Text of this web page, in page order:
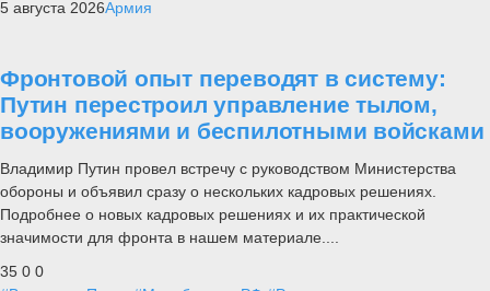
5 августа 2026Армия
Фронтовой опыт переводят в систему:
Путин перестроил управление тылом,
вооружениями и беспилотными войсками
Владимир Путин провел встречу с руководством Министерства
обороны и объявил сразу о нескольких кадровых решениях.
Подробнее о новых кадровых решениях и их практической
значимости для фронта в нашем материале....
35 0 0